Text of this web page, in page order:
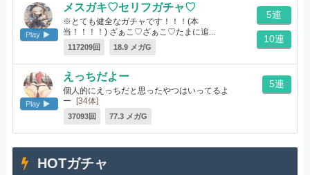
Play
メスガキ♡セリフガチャ♡
※とても健全なガチャです！！！(本
当！！！！) ざぁこ♡ざぁこ♡たまに追...
[19体]
117209回 18.9 メガG
5連
10連
Play
えっちだよー
個人的にえっちだと思ったやつはいってるよ
ー
[34体]
37093回 77.3 メガG
5連
HOTガチャ